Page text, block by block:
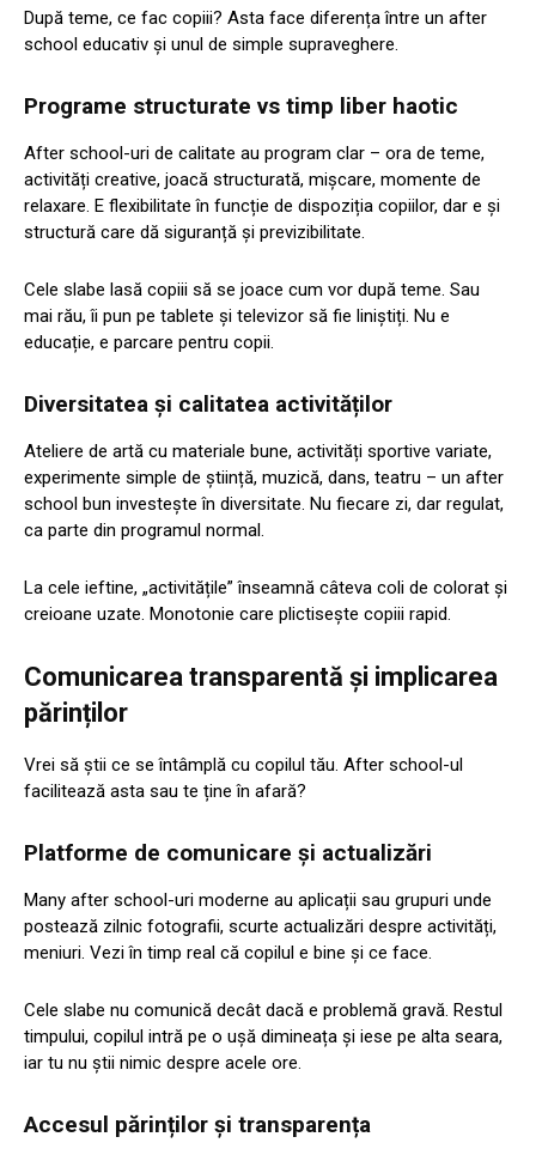
După teme, ce fac copiii? Asta face diferența între un after
school educativ și unul de simple supraveghere.
Programe structurate vs timp liber haotic
After school-uri de calitate au program clar – ora de teme,
activități creative, joacă structurată, mișcare, momente de
relaxare. E flexibilitate în funcție de dispoziția copiilor, dar e și
structură care dă siguranță și previzibilitate.
Cele slabe lasă copiii să se joace cum vor după teme. Sau
mai rău, îi pun pe tablete și televizor să fie liniștiți. Nu e
educație, e parcare pentru copii.
Diversitatea și calitatea activităților
Ateliere de artă cu materiale bune, activități sportive variate,
experimente simple de știință, muzică, dans, teatru – un after
school bun investește în diversitate. Nu fiecare zi, dar regulat,
ca parte din programul normal.
La cele ieftine, „activitățile” înseamnă câteva coli de colorat și
creioane uzate. Monotonie care plictisește copiii rapid.
Comunicarea transparentă și implicarea
părinților
Vrei să știi ce se întâmplă cu copilul tău. After school-ul
facilitează asta sau te ține în afară?
Platforme de comunicare și actualizări
Many after school-uri moderne au aplicații sau grupuri unde
postează zilnic fotografii, scurte actualizări despre activități,
meniuri. Vezi în timp real că copilul e bine și ce face.
Cele slabe nu comunică decât dacă e problemă gravă. Restul
timpului, copilul intră pe o ușă dimineața și iese pe alta seara,
iar tu nu știi nimic despre acele ore.
Accesul părinților și transparența